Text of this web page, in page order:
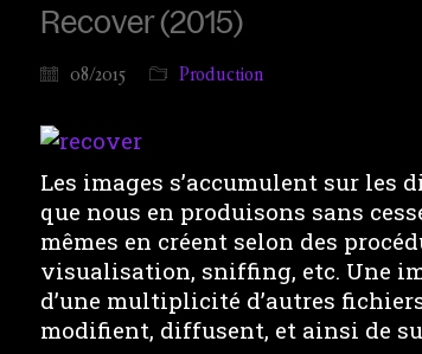
Recover (2015)
08/2015 Production
Les images s’accumulent sur les
que nous en produisons sans
mêmes en créent selon des
visualisation, sniffing, etc. Une
d’une multiplicité d’autres
modifient, diffusent, et ainsi de